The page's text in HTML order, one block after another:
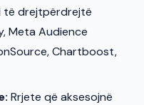
të drejtpërdrejtë
Meta Audience
Chartboost,
Rrjete që aksesojnë